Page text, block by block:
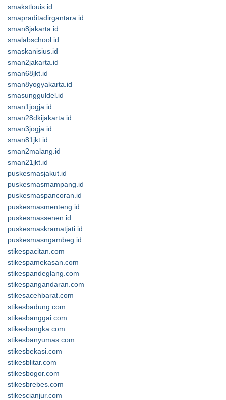
smakstlouis.id
smapraditadirgantara.id
sman8jakarta.id
smalabschool.id
smaskanisius.id
sman2jakarta.id
sman68jkt.id
sman8yogyakarta.id
smasungguldel.id
sman1jogja.id
sman28dkijakarta.id
sman3jogja.id
sman81jkt.id
sman2malang.id
sman21jkt.id
puskesmasjakut.id
puskesmasmampang.id
puskesmaspancoran.id
puskesmasmenteng.id
puskesmassenen.id
puskesmaskramatjati.id
puskesmasngambeg.id
stikespacitan.com
stikespamekasan.com
stikespandeglang.com
stikespangandaran.com
stikesacehbarat.com
stikesbadung.com
stikesbanggai.com
stikesbangka.com
stikesbanyumas.com
stikesbekasi.com
stikesblitar.com
stikesbogor.com
stikesbrebes.com
stikescianjur.com